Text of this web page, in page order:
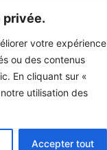
privée.
votre expérience
ou des contenus
En cliquant sur «
utilisation des
Accepter tout